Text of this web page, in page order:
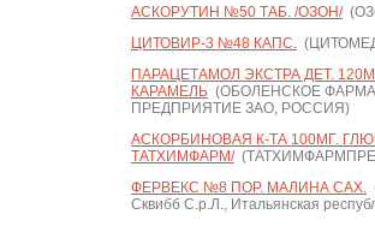
АСКОРУТИН №50 ТАБ. /ОЗОН/
ЦИТОВИР-3 №48 КАПС.
ПАРАЦЕТАМОЛ ЭКСТРА ДЕТ.
КАРАМЕЛЬ(ОБОЛЕНСКОЕ
ПРЕДПРИЯТИЕ ЗАО, РОССИЯ)
АСКОРБИНОВАЯ К-ТА 100МГ.
ТАТХИМФАРМ/
ФЕРВЕКС №8 ПОР. МАЛИНА САХ.
Сквибб С.р.Л., Итальянская